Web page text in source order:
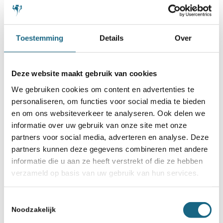
Toestemming Details Over
Deze website maakt gebruik van cookies
We gebruiken cookies om content en advertenties te
personaliseren, om functies voor social media te bieden
en om ons websiteverkeer te analyseren. Ook delen we
informatie over uw gebruik van onze site met onze
partners voor social media, adverteren en analyse. Deze
partners kunnen deze gegevens combineren met andere
informatie die u aan ze heeft verstrekt of die ze hebben
verzameld op basis van uw gebruik van hun services.
Noodzakelijk
met 5 uit 5
Bord 4: Bart Krens (Gymn. Haganum) 3,5
uit 5
De individuele topscorers per bord in VO II. (foto Harry